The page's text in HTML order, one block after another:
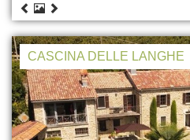
CASCINA DELLE LANGHE